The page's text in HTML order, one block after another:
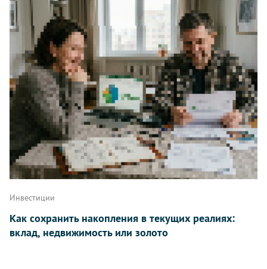
Инвестиции
Как сохранить накопления в текущих реалиях:
вклад, недвижимость или золото